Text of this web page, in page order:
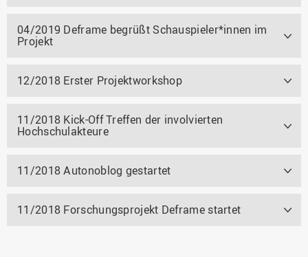
04/2019 Deframe begrüßt Schauspieler*innen im
Projekt
12/2018 Erster Projektworkshop
11/2018 Kick-Off Treffen der involvierten
Hochschulakteure
11/2018 Autonoblog gestartet
11/2018 Forschungsprojekt Deframe startet